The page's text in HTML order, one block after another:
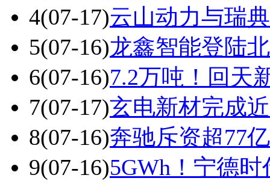
4(07-17)云山动力与瑞
5(07-16)龙鑫智能登陆
6(07-16)7.2万吨！回天
7(07-17)玄电新材完成
8(07-16)奔驰斥资超77
9(07-16)5GWh！宁德